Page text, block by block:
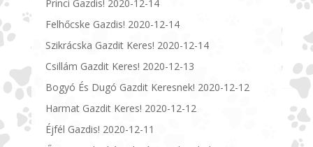
Princi Gazdis! 2020-12-14
Felhőcske Gazdis! 2020-12-14
Szikrácska Gazdit Keres! 2020-12-14
Csillám Gazdit Keres! 2020-12-13
Bogyó És Dugó Gazdit Keresnek! 2020-12-12
Harmat Gazdit Keres! 2020-12-12
Éjfél Gazdis! 2020-12-11